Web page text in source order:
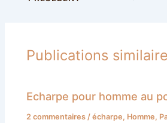
Publications
Echarpe pour homme au
2 commentaires /écharpe, Homme,